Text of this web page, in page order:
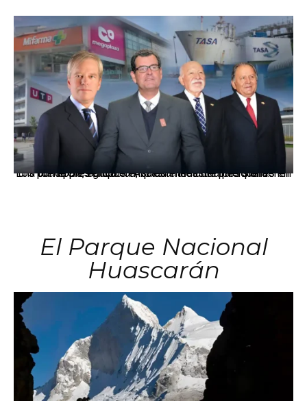
Los principales grupos empresariales del país mantienen una fuerte presencia en Áncash mediante inversiones en comercio, educación, salud e industria pesquera.
El Parque Nacional
Huascarán